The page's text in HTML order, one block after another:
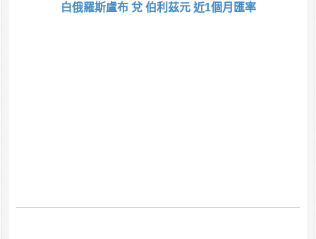
白俄羅斯盧布 兌 伯利茲元 近1個月匯率